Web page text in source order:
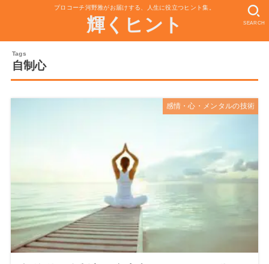
プロコーチ河野雅がお届けする、人生に役立つヒント集。
輝くヒント SEARCH
自制心
感情・心・メンタルの技術